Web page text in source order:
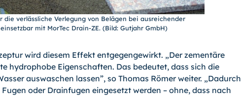
die verlässliche Verlegung von Belägen bei ausreichender
mit MorTec Drain-ZE. (Bild: Gutjahr GmbH)
wird diesem Effekt entgegengewirkt. „Der zementäre
hydrophobe Eigenschaften. Das bedeutet, dass sich die
auswaschen lassen”, so Thomas Römer weiter. „Dadurch
oder Drainfugen eingesetzt werden – ohne, dass nach